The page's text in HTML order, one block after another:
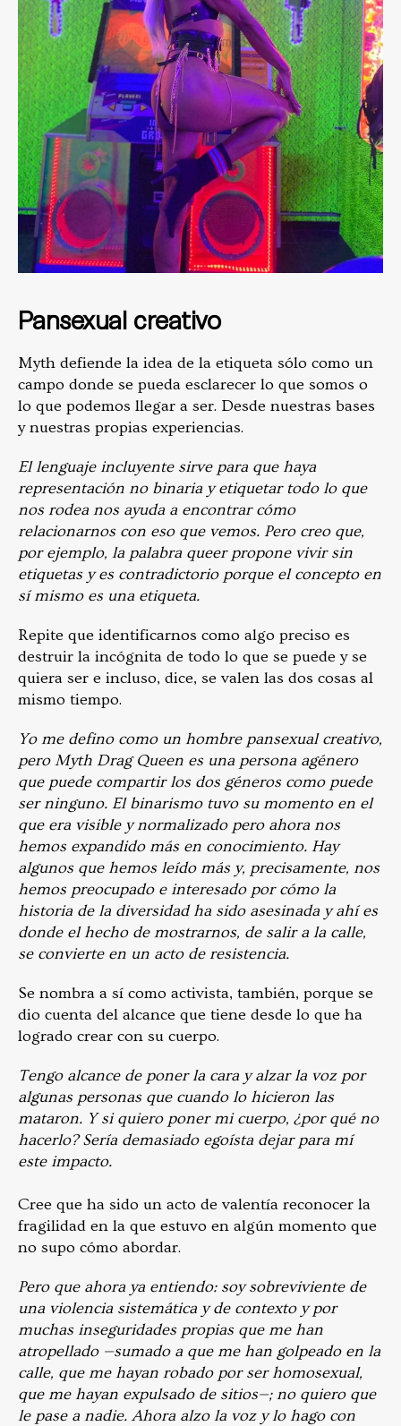
Pansexual creativo
Myth defiende la idea de la etiqueta sólo como un
campo donde se pueda esclarecer lo que somos o
lo que podemos llegar a ser. Desde nuestras bases
y nuestras propias experiencias.
El lenguaje incluyente sirve para que haya
representación no binaria y etiquetar todo lo que
nos rodea nos ayuda a encontrar cómo
relacionarnos con eso que vemos. Pero creo que,
por ejemplo, la palabra queer propone vivir sin
etiquetas y es contradictorio porque el concepto en
sí mismo es una etiqueta.
Repite que identificarnos como algo preciso es
destruir la incógnita de todo lo que se puede y se
quiera ser e incluso, dice, se valen las dos cosas al
mismo tiempo.
Yo me defino como un hombre pansexual creativo,
pero Myth Drag Queen es una persona agénero
que puede compartir los dos géneros como puede
ser ninguno. El binarismo tuvo su momento en el
que era visible y normalizado pero ahora nos
hemos expandido más en conocimiento. Hay
algunos que hemos leído más y, precisamente, nos
hemos preocupado e interesado por cómo la
historia de la diversidad ha sido asesinada y ahí es
donde el hecho de mostrarnos, de salir a la calle,
se convierte en un acto de resistencia.
Se nombra a sí como activista, también, porque se
dio cuenta del alcance que tiene desde lo que ha
logrado crear con su cuerpo.
Tengo alcance de poner la cara y alzar la voz por
algunas personas que cuando lo hicieron las
mataron. Y si quiero poner mi cuerpo, ¿por qué no
hacerlo? Sería demasiado egoísta dejar para mí
este impacto.
Cree que ha sido un acto de valentía reconocer la
fragilidad en la que estuvo en algún momento que
no supo cómo abordar.
Pero que ahora ya entiendo: soy sobreviviente de
una violencia sistemática y de contexto y por
muchas inseguridades propias que me han
atropellado —sumado a que me han golpeado en la
calle, que me hayan robado por ser homosexual,
que me hayan expulsado de sitios—; no quiero que
le pase a nadie. Ahora alzo la voz y lo hago con